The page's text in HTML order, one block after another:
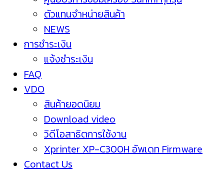
ตัวแทนจำหน่ายสินค้า
NEWS
การชำระเงิน
แจ้งชำระเงิน
FAQ
VDO
สินค้ายอดนิยม
Download video
วิดีโอสาธิตการใช้งาน
Xprinter XP-C300H อัพเดท Firmware
Contact Us